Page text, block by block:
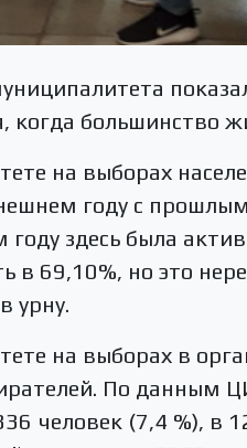
когда большинство
на выборах
году с
здесь была
в 69,10%, но это
урну.
на выборах в
По данным
человек (7,4 %), в